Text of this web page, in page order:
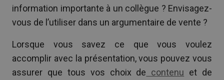
information importante à un collègue ? Envisagez-
vous de l’utiliser dans un argumentaire de vente ?
Lorsque vous savez ce que vous voulez
accomplir avec la présentation, vous pouvez vous
assurer que tous vos choix de contenu et de